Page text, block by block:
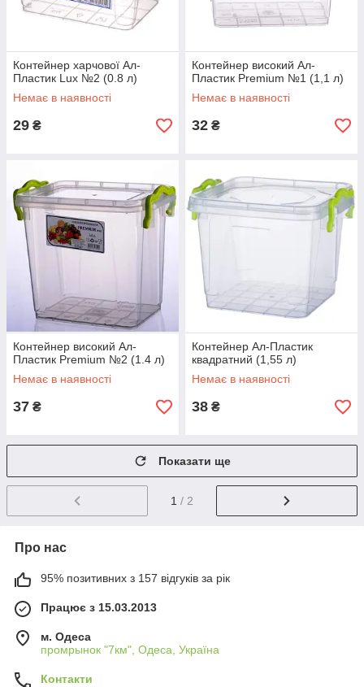
Контейнер харчової Ал-
Пластик Lux №2 (0.8 л)
Немає в наявності
29 ₴
Контейнер високий Ал-
Пластик Premium №1 (1,1 л)
Немає в наявності
32 ₴
Контейнер високий Ал-
Пластик Premium №2 (1.4 л)
Немає в наявності
37 ₴
Контейнер Ал-Пластик
квадратний (1,55 л)
Немає в наявності
38 ₴
Показати ще
1 / 2
Про нас
95% позитивних з 157 відгуків за рік
Працює з 15.03.2013
м. Одеса
промрынок "7км", Одеса, Україна
Контакти